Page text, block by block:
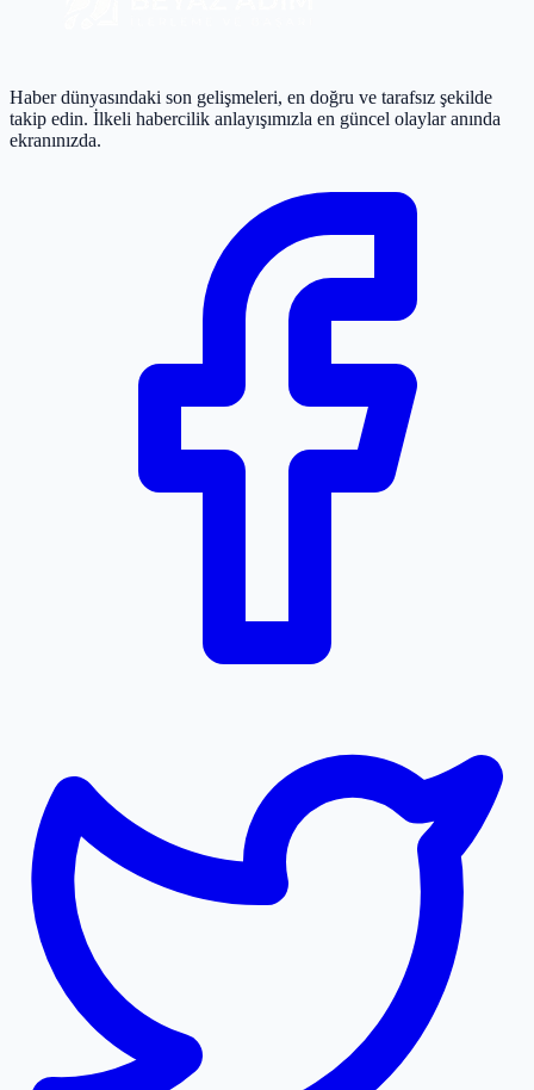
Haber dünyasındaki son gelişmeleri, en doğru ve tarafsız şekilde
takip edin. İlkeli habercilik anlayışımızla en güncel olaylar anında
ekranınızda.